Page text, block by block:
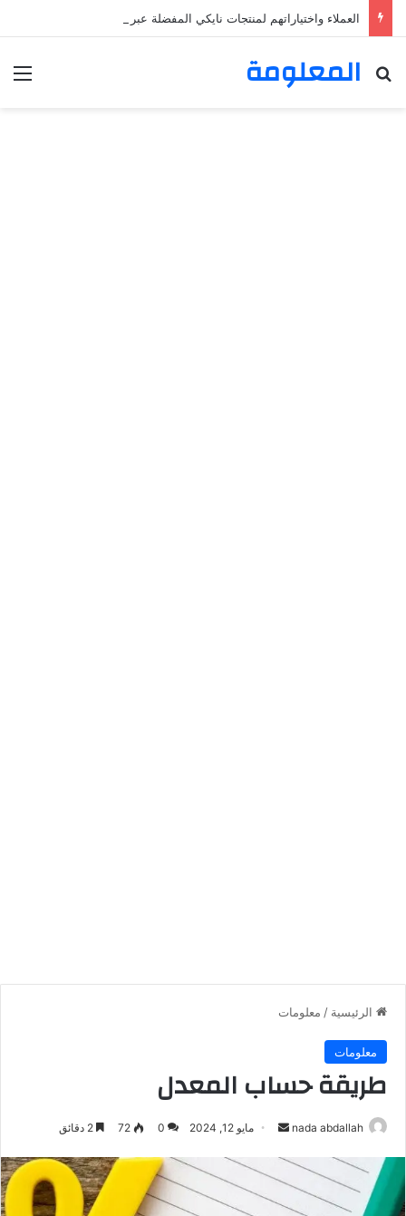
المعلومة
بحث عن
الرئيسية / معلومات
معلومات
طريقة حساب المعدل
nada abdallah
أرسل
إلكترونيا
مايو 12, 2024 0
72